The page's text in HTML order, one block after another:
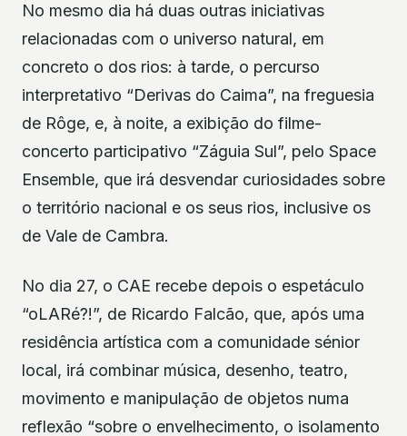
No mesmo dia há duas outras iniciativas
relacionadas com o universo natural, em
concreto o dos rios: à tarde, o percurso
interpretativo “Derivas do Caima”, na freguesia
de Rôge, e, à noite, a exibição do filme-
concerto participativo “Záguia Sul”, pelo Space
Ensemble, que irá desvendar curiosidades sobre
o território nacional e os seus rios, inclusive os
de Vale de Cambra.
No dia 27, o CAE recebe depois o espetáculo
“oLARé?!”, de Ricardo Falcão, que, após uma
residência artística com a comunidade sénior
local, irá combinar música, desenho, teatro,
movimento e manipulação de objetos numa
reflexão “sobre o envelhecimento, o isolamento